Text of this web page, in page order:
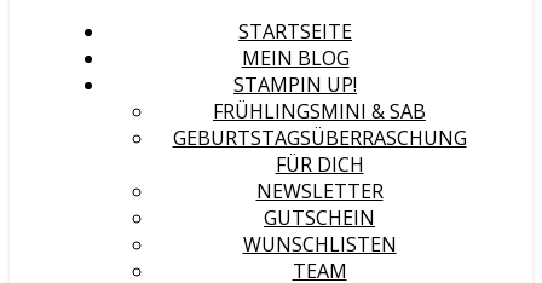
STARTSEITE
MEIN BLOG
STAMPIN UP!
FRÜHLINGSMINI & SAB
GEBURTSTAGSÜBERRASCHUNG
FÜR DICH
NEWSLETTER
GUTSCHEIN
WUNSCHLISTEN
TEAM